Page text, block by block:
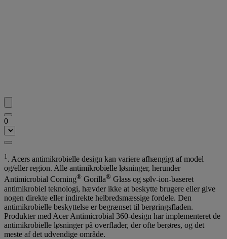
0
1. Acers antimikrobielle design kan variere afhængigt af model
og/eller region. Alle antimikrobielle løsninger, herunder
Antimicrobial Corning® Gorilla® Glass og sølv-ion-baseret
antimikrobiel teknologi, hævder ikke at beskytte brugere eller give
nogen direkte eller indirekte helbredsmæssige fordele. Den
antimikrobielle beskyttelse er begrænset til berøringsfladen.
Produkter med Acer Antimicrobial 360-design har implementeret de
antimikrobielle løsninger på overflader, der ofte berøres, og det
meste af det udvendige område.